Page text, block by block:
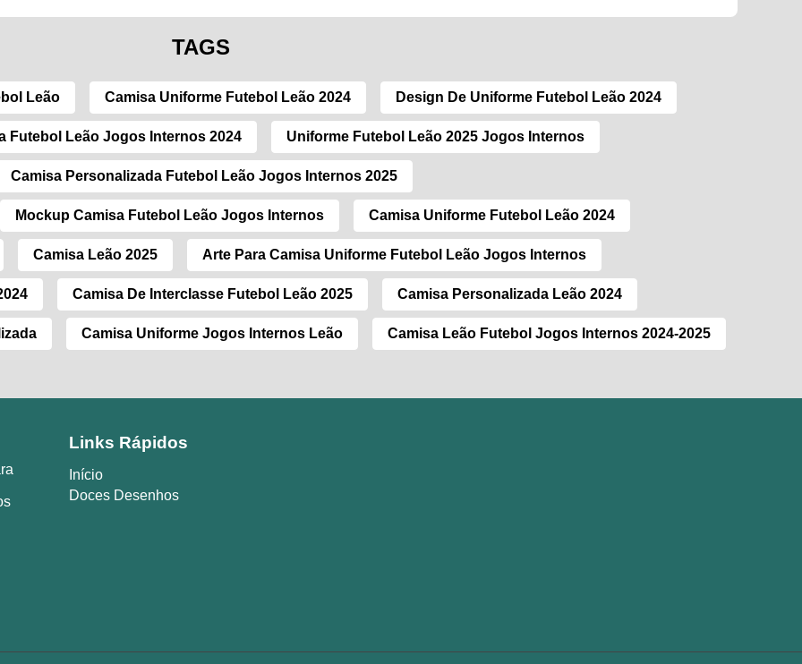
TAGS
Leão Camisa Uniforme Futebol Leão 2024 Design De Uniforme Futebol Leão 2024
Futebol Leão Jogos Internos 2024 Uniforme Futebol Leão 2025 Jogos Internos
Camisa Personalizada Futebol Leão Jogos Internos 2025
Mockup Camisa Futebol Leão Jogos Internos Camisa Uniforme Futebol Leão 2024
Camisa Leão 2025 Arte Para Camisa Uniforme Futebol Leão Jogos Internos
Camisa De Interclasse Futebol Leão 2025 Camisa Personalizada Leão 2024
Camisa Uniforme Jogos Internos Leão Camisa Leão Futebol Jogos Internos 2024-2025
Links Rápidos
Início
Doces Desenhos